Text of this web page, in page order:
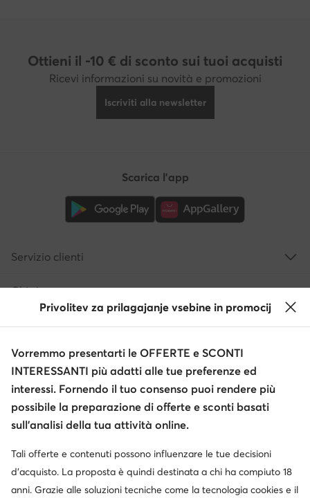
Ottieni il -10 € di sconto sui tuoi acquisti
Ricevi informazioni su novità e promozioni
Iscriviti alla newsletter
Cambia paese: Italia (IT)
Scarica l'app
Servizio clienti
Chi siamo
Informazioni
Privolitev za prilagajanje vsebine in promocij
Vorremmo presentarti le OFFERTE e SCONTI
INTERESSANTI più adatti alle tue preferenze ed
interessi. Fornendo il tuo consenso puoi rendere più
possibile la preparazione di offerte e sconti basati
sull’analisi della tua attività online.
Tali offerte e contenuti possono influenzare le tue decisioni
d’acquisto. La proposta è quindi destinata a chi ha compiuto 18
anni. Grazie alle soluzioni tecniche come la tecnologia cookies e il